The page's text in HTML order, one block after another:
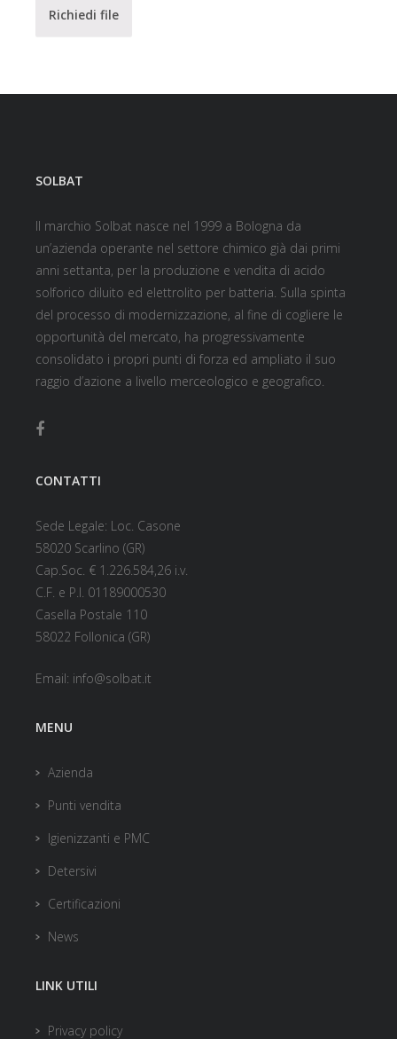
Richiedi file
SOLBAT
Il marchio Solbat nasce nel 1999 a Bologna da
un’azienda operante nel settore chimico già dai primi
anni settanta, per la produzione e vendita di acido
solforico diluito ed elettrolito per batteria. Sulla spinta
del processo di modernizzazione, al fine di cogliere le
opportunità del mercato, ha progressivamente
consolidato i propri punti di forza ed ampliato il suo
raggio d’azione a livello merceologico e geografico.
CONTATTI
Sede Legale: Loc. Casone
58020 Scarlino (GR)
Cap.Soc. € 1.226.584,26 i.v.
C.F. e P.I. 01189000530
Casella Postale 110
58022 Follonica (GR)
Email: info@solbat.it
MENU
Azienda
Punti vendita
Igienizzanti e PMC
Detersivi
Certificazioni
News
LINK UTILI
Privacy policy